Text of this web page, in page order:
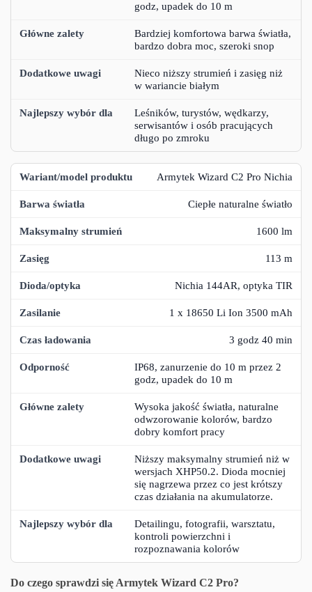
godz, upadek do 10 m
Bardziej komfortowa barwa światła,
bardzo dobra moc, szeroki snop
Nieco niższy strumień i zasięg niż
w wariancie białym
Leśników, turystów, wędkarzy,
serwisantów i osób pracujących
długo po zmroku
Armytek Wizard C2 Pro Nichia
Ciepłe naturalne światło
1600 lm
113 m
Nichia 144AR, optyka TIR
1 x 18650 Li Ion 3500 mAh
3 godz 40 min
IP68, zanurzenie do 10 m przez 2
godz, upadek do 10 m
Wysoka jakość światła, naturalne
odwzorowanie kolorów, bardzo
dobry komfort pracy
Niższy maksymalny strumień niż w
wersjach XHP50.2. Dioda mocniej
się nagrzewa przez co jest krótszy
czas działania na akumulatorze.
Detailingu, fotografii, warsztatu,
kontroli powierzchni i
rozpoznawania kolorów
Do czego sprawdzi się Armytek Wizard C2 Pro?